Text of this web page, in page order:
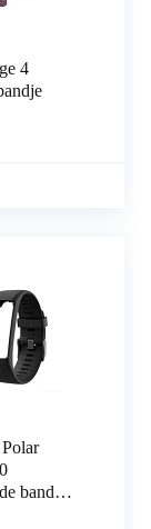
4
band